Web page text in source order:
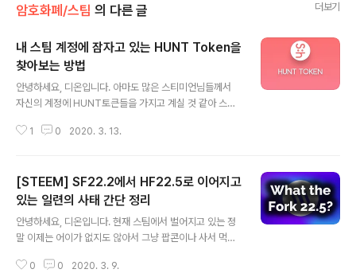
암호화폐/스팀 의 다른 글 더보기
내 스팀 계정에 잠자고 있는 HUNT Token을
찾아보는 방법
안녕하세요, 디온입니다. 아마도 많은 스티미언님들께서
자신의 계정에 HUNT토큰들을 가지고 계실 것 같아 스팀
립니다. 계속해서 스팀헌트에서 프로덕트 헌팅과 큐레이팅
들도 계실거고, 일전에 에어드랍을 받으신 분들도 있을 것
같습니다. 현재 HUNT토큰은 스팀헌트 월렛을 메타마스
크와 연결하여 이더리움 지갑으로 전송하는 기능을 지원하
고 있으며, 내 이더리움 계정으로 옮긴 HUNT토큰을 데이
(1)이더리움 계정이 있고, (2) 그 이더리움 계정이 등록된
1 0 2020. 3. 13.
[STEEM] SF22.2에서 HF22.5로 이어지고
있는 일련의 사태 간단 정리
안녕하세요, 디온입니다. 현재 스팀에서 벌어지고 있는 정
말 이제는 어이가 없지도 않아서 그냥 팝콘이나 사서 먹으
해서 간략하게 정리해봅니다. An Open Letter to the C
0 0 2020. 3. 9.